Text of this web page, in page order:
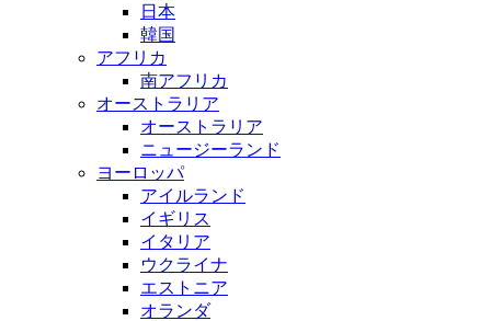
日本
韓国
アフリカ
南アフリカ
オーストラリア
オーストラリア
ニュージーランド
ヨーロッパ
アイルランド
イギリス
イタリア
ウクライナ
エストニア
オランダ